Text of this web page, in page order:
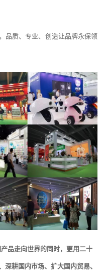
品质、专业、创造让品牌永保领
品走向世界的同时，更用二十
耕国内市场、扩大国内贸易、